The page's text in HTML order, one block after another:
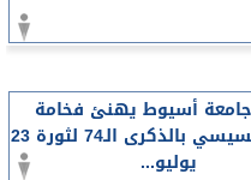
أسيوط يهنئ فخامة
الرئيس السيسي بالذكرى الـ74 لثورة 23
يوليو...